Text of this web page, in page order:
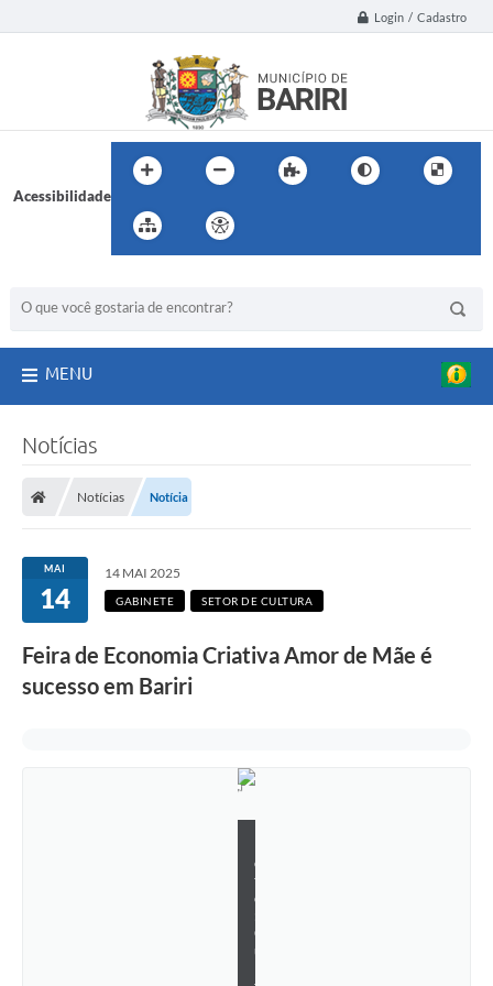
Login / Cadastro
Acessibilidade
MENU
Notícias
Notícias Notícia
MAI
14
14 MAI 2025
GABINETE SETOR DE CULTURA
Feira de Economia Criativa Amor de Mãe é
sucesso em Bariri
o
t
o
C
u